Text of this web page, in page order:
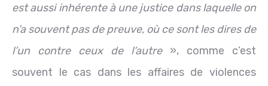
est aussi inhérente à une justice dans laquelle on
n’a souvent pas de preuve, où ce sont les dires de
l’un contre ceux de l’autre», comme c’est
souvent le cas dans les affaires de violences